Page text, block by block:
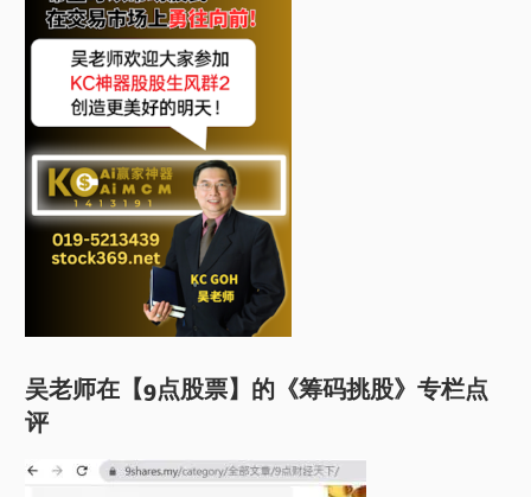
吴老师在【9点股票】的《筹码挑股》专栏点
评